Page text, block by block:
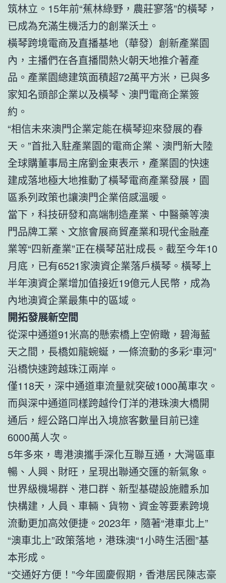
筑林立。15年前“蕉林綠野，農莊寥落”的橫琴，
已成為充滿生機活力的創業沃土。
橫琴跨境電商及直播基地（華發）創新產業園
內，主播們在各直播間熱火朝天地推介著產
品。產業園總建筑面積超72萬平方米，已與多
家知名頭部企業以及橫琴、澳門電商企業簽
約。
“相信未來澳門企業定能在橫琴迎來發展的春
天。”首批入駐產業園的電商企業、澳門新大陸
全球購董事局主席劉金東表示，產業園的快速
建成落地極大地推動了橫琴電商產業發展，園
區系列政策也讓澳門企業倍感溫暖。
當下，科技研發和高端制造產業、中醫藥等澳
門品牌工業、文旅會展商貿產業和現代金融產
業等“四新產業”正在橫琴茁壯成長。截至今年10
月底，已有6521家澳資企業落戶橫琴。橫琴上
半年澳資企業增加值接近19億元人民幣，成為
內地澳資企業最集中的區域。
開拓發展新空間
從深中通道91米高的懸索橋上空俯瞰，碧海藍
天之間，長橋如龍蜿蜒，一條流動的多彩“車河”
沿橋快速跨越珠江兩岸。
僅118天，深中通道車流量就突破1000萬車次。
而與深中通道同樣跨越伶仃洋的港珠澳大橋開
通后，經公路口岸出入境旅客數量目前已達
6000萬人次。
5年多來，粵港澳攜手深化互聯互通，大灣區車
暢、人興、財旺，呈現出聯通交匯的新氣象。
世界級機場群、港口群、新型基礎設施體系加
快構建，人員、車輛、貨物、資金等要素跨境
流動更加高效便捷。2023年，隨著“港車北上”
“澳車北上”政策落地，港珠澳“1小時生活圈”基
本形成。
“交通好方便！”今年國慶假期，香港居民陳志豪